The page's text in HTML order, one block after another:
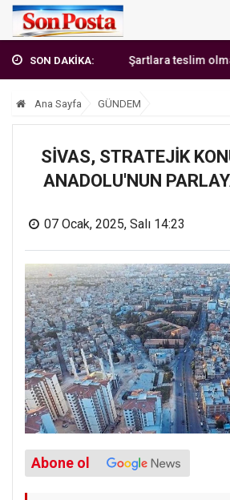
SON DAKİKA:
'Erbakan Hoca: Şartlara teslim olmayan
Ana Sayfa GÜNDEM
SİVAS, STRATEJİK
ANADOLU'NUN
07 Ocak, 2025, Salı 14:23
Abone ol